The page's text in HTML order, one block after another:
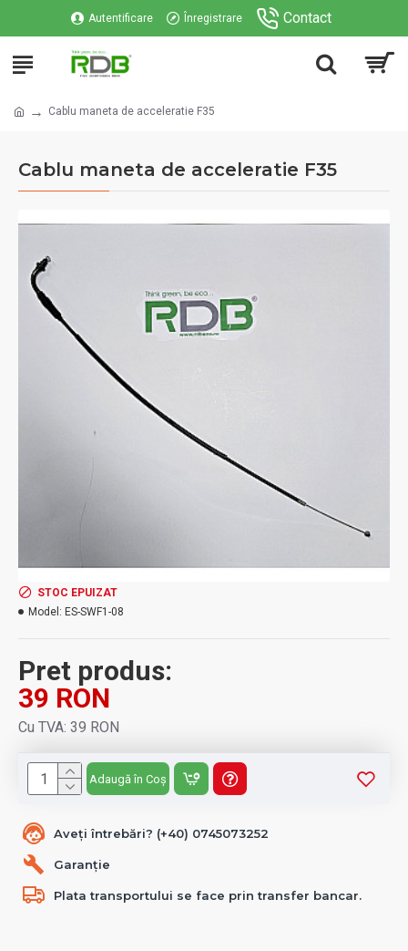
Autentificare Înregistrare Contact
Cablu maneta de acceleratie F35
Cablu maneta de acceleratie F35
Aveți întrebări? (+40) 0745073252
Garanție
Plata transportului se face prin transfer bancar.
Pret produs:
39 RON
Cu TVA: 39 RON
STOC EPUIZAT
Model: ES-SWF1-08
Adaugă în Coș